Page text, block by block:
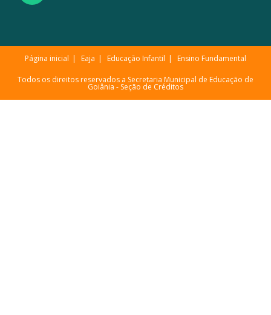
Página inicial Eaja Educação Infantil Ensino Fundamental
Todos os direitos reservados a Secretaria Municipal de Educação de
Goiânia - Seção de Créditos